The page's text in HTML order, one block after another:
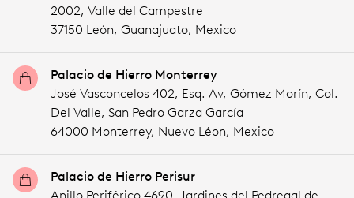
2002, Valle del Campestre
37150 León, Guanajuato, Mexico
Palacio de Hierro Monterrey
José Vasconcelos 402, Esq. Av, Gómez Morín, Col.
Del Valle, San Pedro Garza García
64000 Monterrey, Nuevo Léon, Mexico
Palacio de Hierro Perisur